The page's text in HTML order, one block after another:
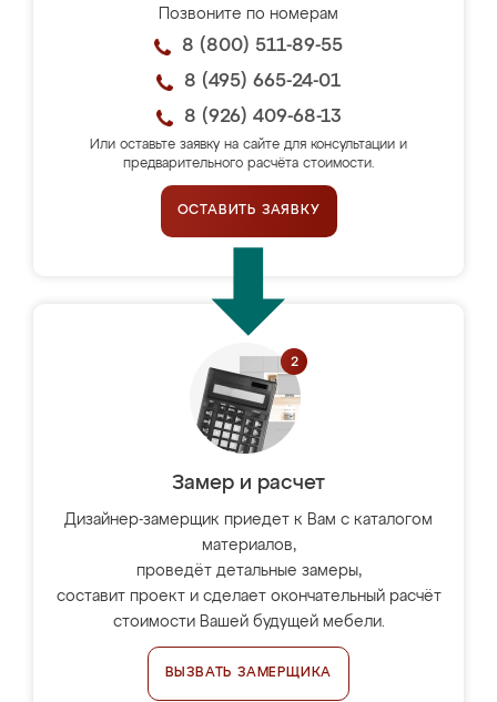
Позвоните по номерам
8 (800) 511-89-55
8 (495) 665-24-01
8 (926) 409-68-13
Или оставьте заявку на сайте для консультации и
предварительного расчёта стоимости.
ОСТАВИТЬ ЗАЯВКУ
Замер и расчет
Дизайнер-замерщик приедет к Вам с каталогом
материалов,
проведёт детальные замеры,
составит проект и сделает окончательный расчёт
стоимости Вашей будущей мебели.
ВЫЗВАТЬ ЗАМЕРЩИКА